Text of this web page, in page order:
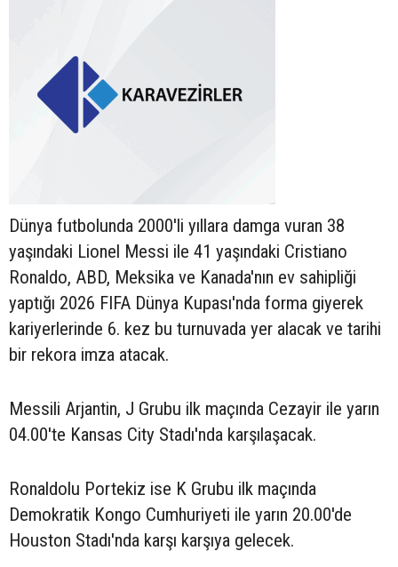
Dünya futbolunda 2000'li yıllara damga vuran 38
yaşındaki Lionel Messi ile 41 yaşındaki Cristiano
Ronaldo, ABD, Meksika ve Kanada'nın ev sahipliği
yaptığı 2026 FIFA Dünya Kupası'nda forma giyerek
kariyerlerinde 6. kez bu turnuvada yer alacak ve tarihi
bir rekora imza atacak.
Messili Arjantin, J Grubu ilk maçında Cezayir ile yarın
04.00'te Kansas City Stadı'nda karşılaşacak.
Ronaldolu Portekiz ise K Grubu ilk maçında
Demokratik Kongo Cumhuriyeti ile yarın 20.00'de
Houston Stadı'nda karşı karşıya gelecek.